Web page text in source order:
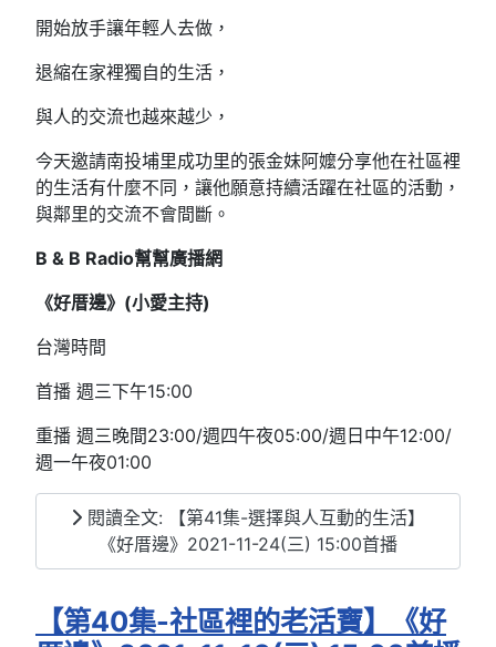
開始放手讓年輕人去做，
退縮在家裡獨自的生活，
與人的交流也越來越少，
今天邀請南投埔里成功里的張金妹阿嬤分享他在社區裡
的生活有什麼不同，讓他願意持續活躍在社區的活動，
與鄰里的交流不會間斷。
B & B Radio幫幫廣播網
《好厝邊》(小愛主持)
台灣時間
首播 週三下午15:00
重播 週三晚間23:00/週四午夜05:00/週日中午12:00/
週一午夜01:00
閱讀全文: 【第41集-選擇與人互動的生活】
《好厝邊》2021-11-24(三) 15:00首播
【第40集-社區裡的老活寶】《好